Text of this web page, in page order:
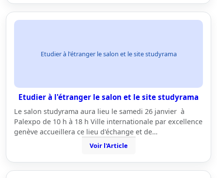
Etudier à l'étranger le salon et le site studyrama
Etudier à l'étranger le salon et le site studyrama
Le salon studyrama aura lieu le samedi 26 janvier à
Palexpo de 10 h à 18 h Ville internationale par excellence
genève accueillera ce lieu d'échange et de…
Voir l'Article